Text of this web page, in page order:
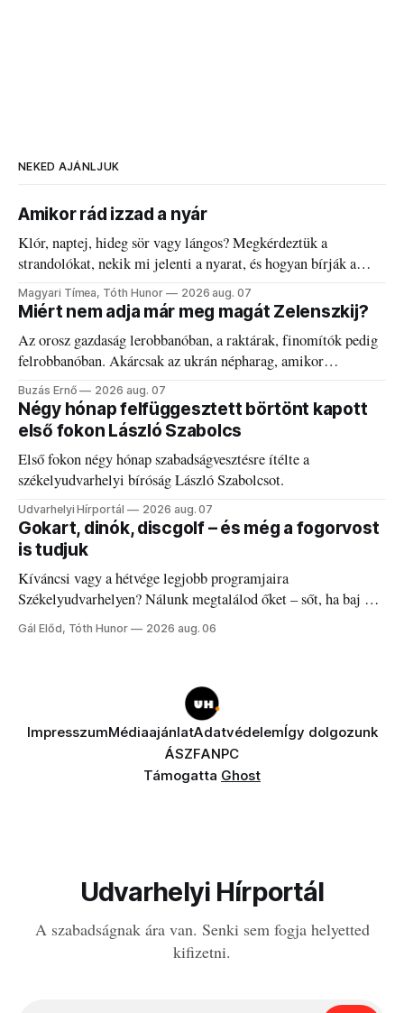
NEKED AJÁNLJUK
Amikor rád izzad a nyár
Klór, naptej, hideg sör vagy lángos? Megkérdeztük a
strandolókat, nekik mi jelenti a nyarat, és hogyan bírják a
kánikulát.
Magyari Tímea, Tóth Hunor 2026 aug. 07
Miért nem adja már meg magát Zelenszkij?
Az orosz gazdaság lerobbanóban, a raktárak, finomítók pedig
felrobbanóban. Akárcsak az ukrán népharag, amikor
elégedetlen vezetőivel.
Buzás Ernő 2026 aug. 07
Négy hónap felfüggesztett börtönt kapott
első fokon László Szabolcs
Első fokon négy hónap szabadságvesztésre ítélte a
székelyudvarhelyi bíróság László Szabolcsot.
Udvarhelyi Hírportál 2026 aug. 07
Gokart, dinók, discgolf – és még a fogorvost
is tudjuk
Kíváncsi vagy a hétvége legjobb programjaira
Székelyudvarhelyen? Nálunk megtalálod őket – sőt, ha baj van
a fogaddal, a fogorvosi ügyeletet is!
Gál Előd, Tóth Hunor 2026 aug. 06
ImpresszumMédiaajánlatAdatvédelemÍgy dolgozunk
ÁSZFANPC
Támogatta Ghost
Udvarhelyi Hírportál
A szabadságnak ára van. Senki sem fogja helyetted
kifizetni.